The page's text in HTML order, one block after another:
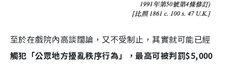
至於在戲院內高談闊論，又不受制止，其實就可能已經
觸犯「公眾地方擾亂秩序行為」，最高可被判罰$5,000